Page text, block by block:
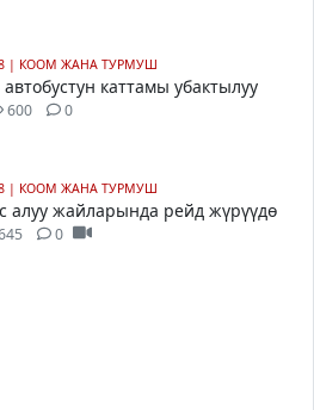
| КООМ ЖАНА ТУРМУШ
каттамы убактылуу
600 0
| КООМ ЖАНА ТУРМУШ
алуу жайларында рейд жүрүүдө
0